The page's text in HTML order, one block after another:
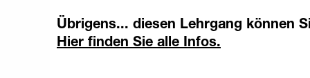
Übrigens... diesen Lehrgang können
Hier finden Sie alle Infos.